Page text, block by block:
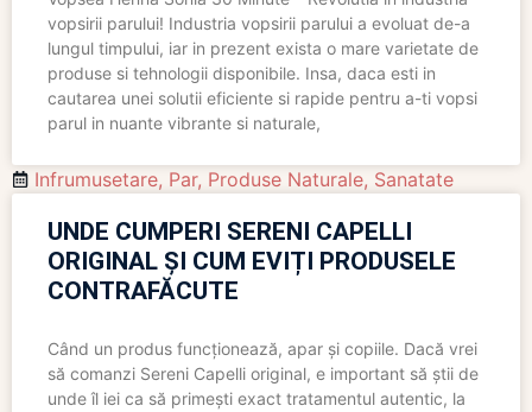
vopsirii parului! Industria vopsirii parului a evoluat de-a
lungul timpului, iar in prezent exista o mare varietate de
produse si tehnologii disponibile. Insa, daca esti in
cautarea unei solutii eficiente si rapide pentru a-ti vopsi
parul in nuante vibrante si naturale,
Infrumusetare, Par, Produse Naturale, Sanatate
UNDE CUMPERI SERENI CAPELLI
ORIGINAL ȘI CUM EVIȚI PRODUSELE
CONTRAFĂCUTE
Când un produs funcționează, apar și copiile. Dacă vrei
să comanzi Sereni Capelli original, e important să știi de
unde îl iei ca să primești exact tratamentul autentic, la